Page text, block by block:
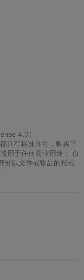
4.0）
具有标准许可，购买下
用于任何商业用途； 仅
分以文件或物品的形式